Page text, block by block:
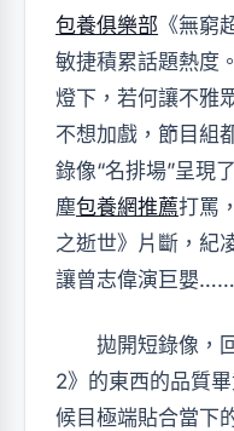
包養俱樂部 《無窮
敏捷積累話題熱度
燈下，若何讓不雅
不想加戲，節目組
錄像“名排場”呈現
塵包養網推薦打罵
之逝世》片斷，紀
讓曾志偉演巨嬰……
拋開短錄像，
2》的東西的品質
候目極端貼合當下